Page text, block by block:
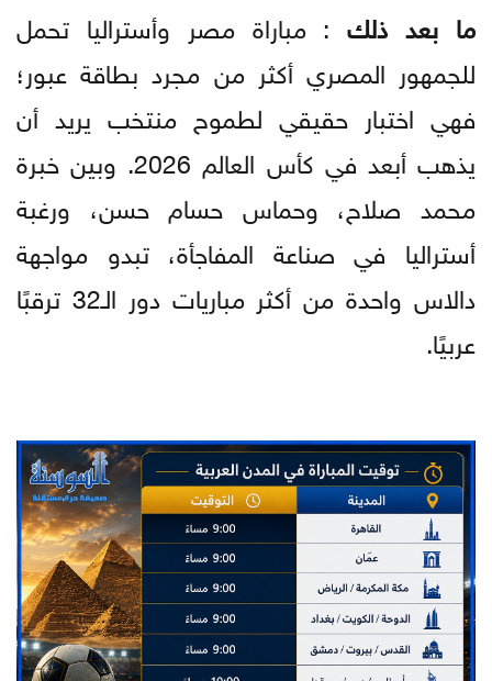
ما بعد ذلك: مباراة مصر وأستراليا تحمل
للجمهور المصري أكثر من مجرد بطاقة عبور؛
فهي اختبار حقيقي لطموح منتخب يريد أن
يذهب أبعد في كأس العالم 2026. وبين خبرة
محمد صلاح، وحماس حسام حسن، ورغبة
أستراليا في صناعة المفاجأة، تبدو مواجهة
دالاس واحدة من أكثر مباريات دور الـ32 ترقبًا
عربيًا.